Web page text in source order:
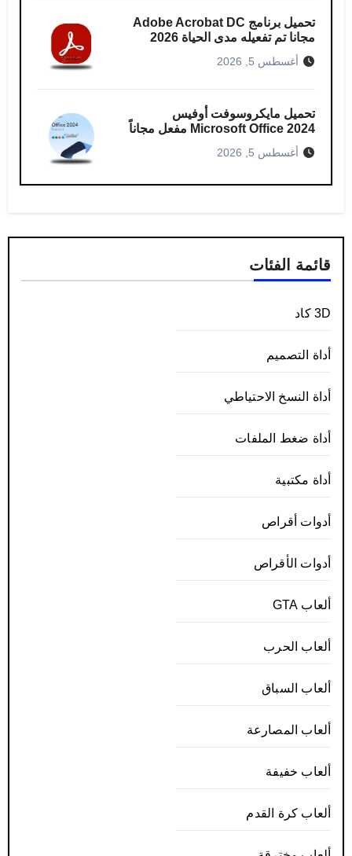
تحميل برنامج Adobe Acrobat DC
مجانا تم تفعيله مدى الحياة 2026
أغسطس 5, 2026
تحميل مايكروسوفت أوفيس
Microsoft Office 2024 مفعل مجاناً
أغسطس 5, 2026
قائمة الفئات
3D كاد
أداة التصميم
أداة النسخ الاحتياطي
أداة ضغط الملفات
أداة مكتبية
أدوات أقراص
أدوات الأقراص
ألعاب GTA
ألعاب الحرب
ألعاب السباق
ألعاب المصارعة
ألعاب خفيفة
ألعاب كرة القدم